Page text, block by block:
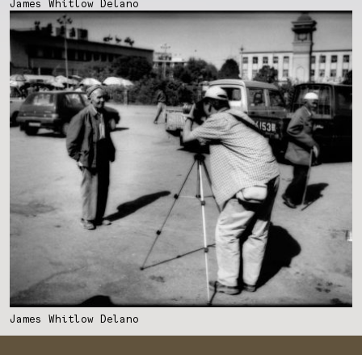
James Whitlow Delano
James Whitlow Delano